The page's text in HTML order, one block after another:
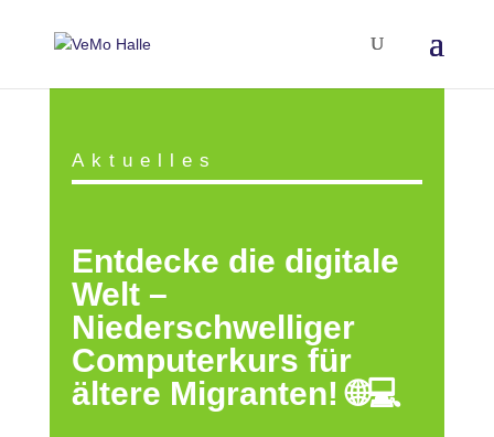
Aktuelles
Entdecke die digitale
Welt –
Niederschwelliger
Computerkurs für
ältere Migranten! 🌐💻